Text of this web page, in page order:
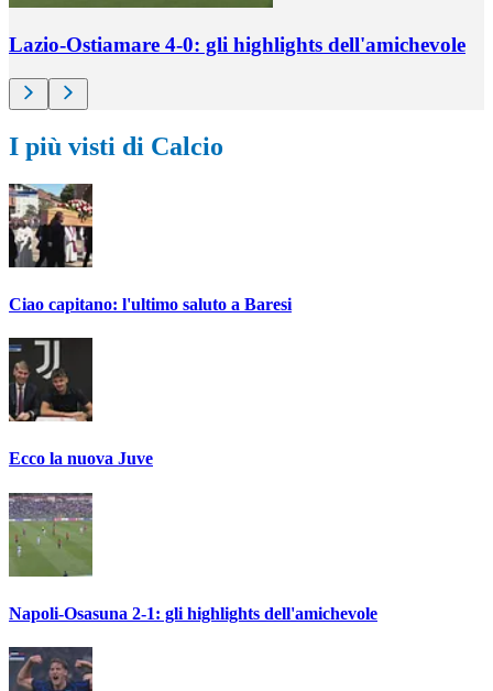
Lazio-Ostiamare 4-0: gli highlights dell'amichevole
I più visti di Calcio
Ciao capitano: l'ultimo saluto a Baresi
Ecco la nuova Juve
Napoli-Osasuna 2-1: gli highlights dell'amichevole